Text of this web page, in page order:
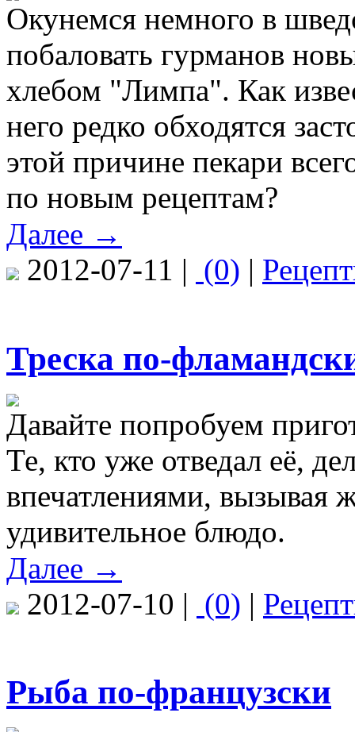
Окунемся немного в
побаловать гурманов
хлебом "Лимпа". Как
него редко обходятся
этой причине пекари
по новым рецептам?
Далее →
2012-07-11 | (0) |
Треска по-
Давайте попробуем
Те, кто уже отведал её,
впечатлениями, вызывая
удивительное блюдо.
Далее →
2012-07-10 | (0) |
Рыба по-французски